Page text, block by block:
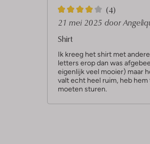
4
S
t
e
r
r
e
n
(4)
21 mei 2025 door
Shirt
Ik kreeg het shirt met
letters erop dan was
eigenlijk veel mooier) maar
valt echt heel ruim, heb
moeten sturen.